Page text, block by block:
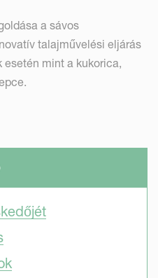
a sávos
talajművelési eljárás
esetén mint a kukorica,